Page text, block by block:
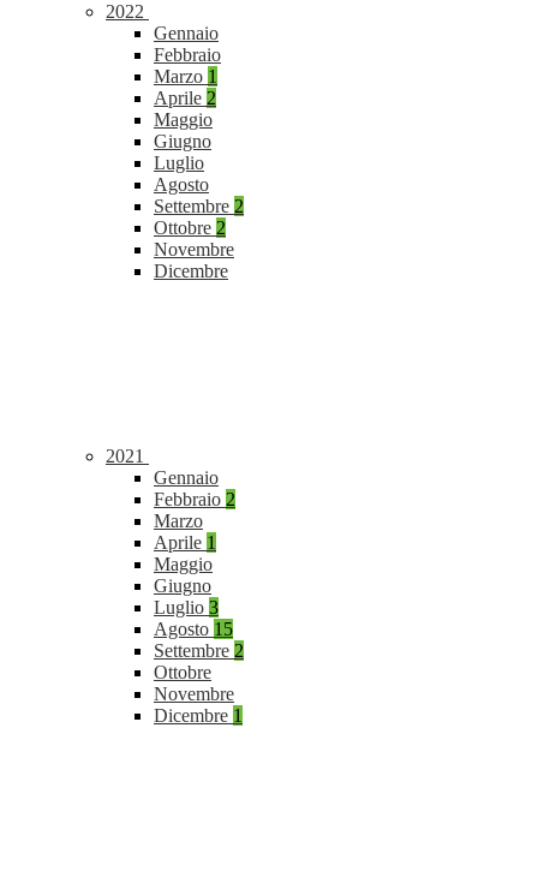
2022
Gennaio
Febbraio
Marzo 1
Aprile 2
Maggio
Giugno
Luglio
Agosto
Settembre 2
Ottobre 2
Novembre
Dicembre
2021
Gennaio
Febbraio 2
Marzo
Aprile 1
Maggio
Giugno
Luglio 3
Agosto 15
Settembre 2
Ottobre
Novembre
Dicembre 1